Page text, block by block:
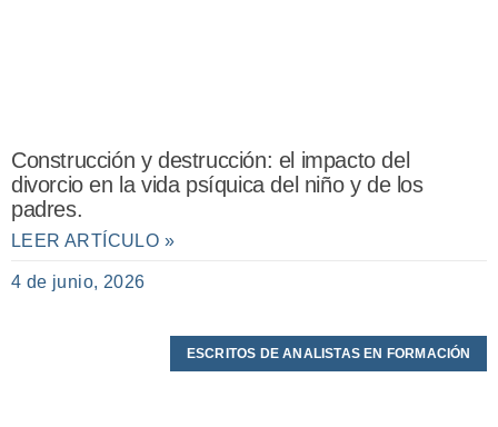
Construcción y destrucción: el impacto del
divorcio en la vida psíquica del niño y de los
padres.
LEER ARTÍCULO »
4 de junio, 2026
ESCRITOS DE ANALISTAS EN FORMACIÓN